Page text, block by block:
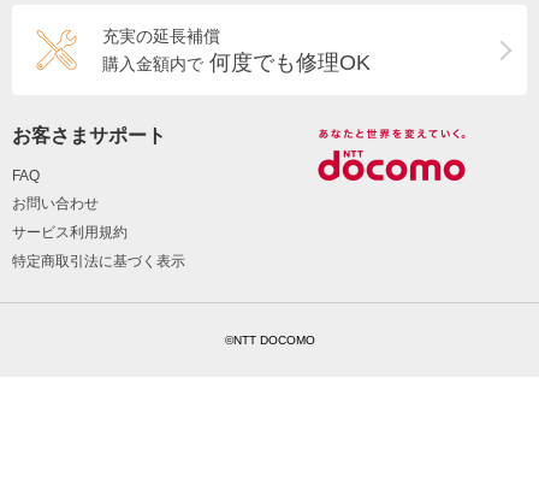
充実の延長補償
購入金額内で 何度でも修理OK
お客さまサポート
FAQ
お問い合わせ
サービス利用規約
特定商取引法に基づく表示
©NTT DOCOMO